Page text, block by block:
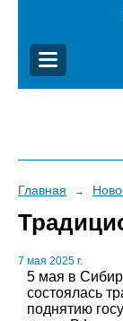
Главная →
7 мая 2025 г.
5 мая в
состоялась
поднятию